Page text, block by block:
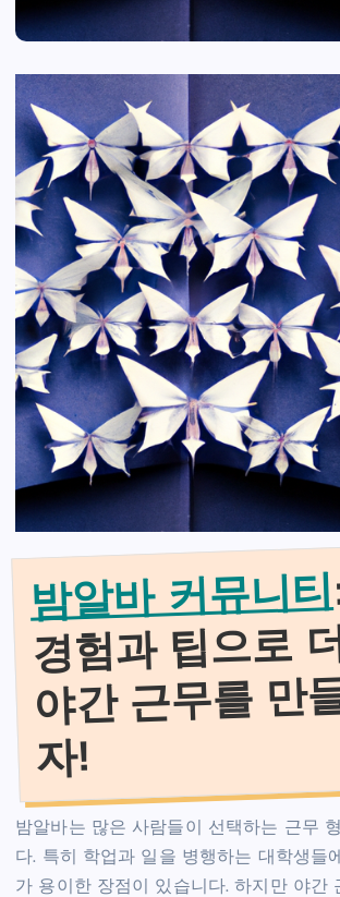
밤알바 커뮤니티
경험과 팁으로
야간 근무를 만
자!
밤알바는 많은 사람들이 선택하는 근무
다. 특히 학업과 일을 병행하는 대학생들
가 용이한 장점이 있습니다. 하지만 야간